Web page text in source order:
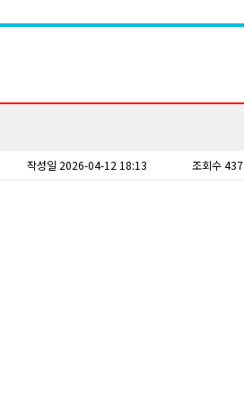
작성일 2026-04-12 18:13 조회수 437